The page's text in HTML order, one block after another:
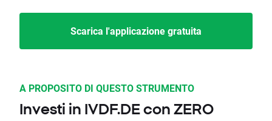
Scarica l'applicazione gratuita
A PROPOSITO DI QUESTO STRUMENTO
Investi in IVDF.DE con ZERO